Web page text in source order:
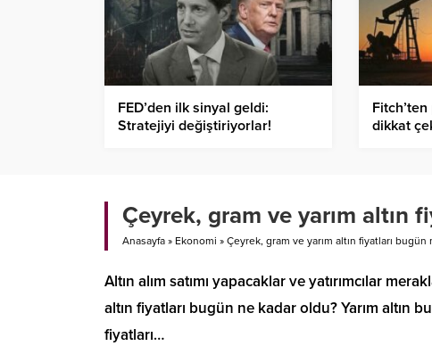
FED’den ilk sinyal geldi:
Stratejiyi değiştiriyorlar!
dikkat
Çeyrek, gram ve yarım altın
Anasayfa » Ekonomi » Çeyrek, gram ve yarım altın fiyatları bugün
Altın alım satımı yapacaklar ve yatırımcılar
altın fiyatları bugün ne kadar oldu? Yarım altın
fiyatları…